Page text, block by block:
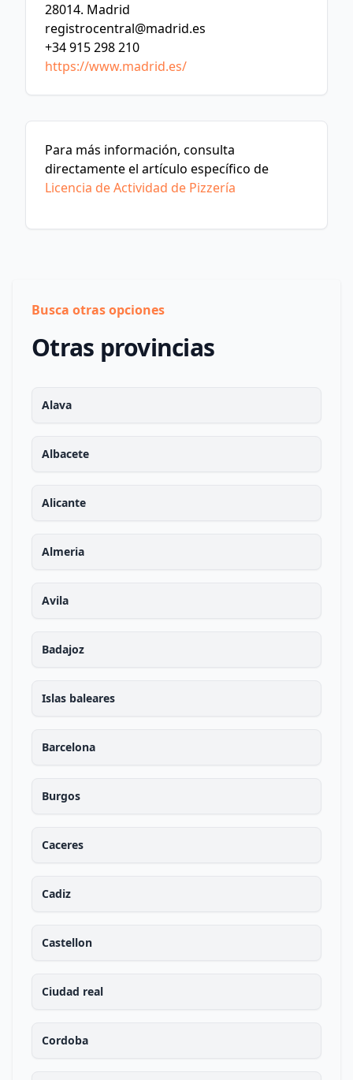
28014. Madrid
registrocentral@madrid.es
+34 915 298 210
https://www.madrid.es/
Para más información, consulta
directamente el artículo específico de
Licencia de Actividad de Pizzería
Busca otras opciones
Otras provincias
Alava
Albacete
Alicante
Almeria
Avila
Badajoz
Islas baleares
Barcelona
Burgos
Caceres
Cadiz
Castellon
Ciudad real
Cordoba